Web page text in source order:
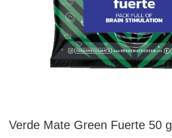
Verde Mate Green Fuerte 50 g